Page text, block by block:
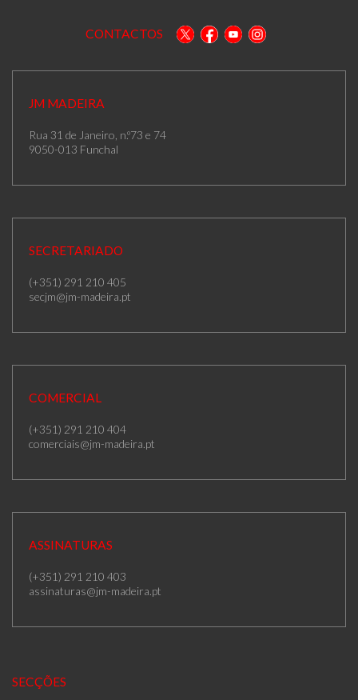
CONTACTOS
JM MADEIRA
Rua 31 de Janeiro, n.º73 e 74
9050-013 Funchal
SECRETARIADO
(+351) 291 210 405
secjm@jm-madeira.pt
COMERCIAL
(+351) 291 210 404
comerciais@jm-madeira.pt
ASSINATURAS
(+351) 291 210 403
assinaturas@jm-madeira.pt
SECÇÕES